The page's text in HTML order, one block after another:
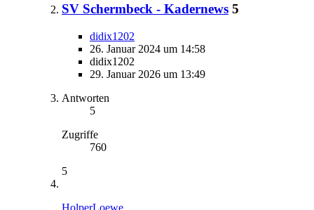
SV Schermbeck - Kadernews 5
didix1202
26. Januar 2024 um 14:58
didix1202
29. Januar 2026 um 13:49
Antworten
5
Zugriffe
760
5
HolperLoewe